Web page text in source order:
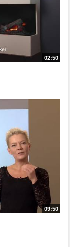
02:50
09:50